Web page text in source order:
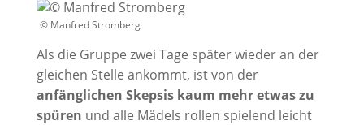
© Manfred Stromberg
Als die Gruppe zwei Tage später wieder an der
gleichen Stelle ankommt, ist von der
anfänglichen Skepsis kaum mehr etwas zu
spüren und alle Mädels rollen spielend leicht